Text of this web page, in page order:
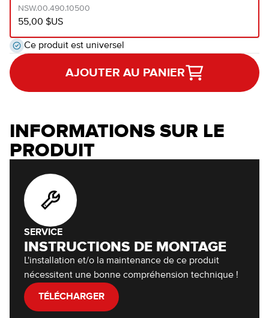
NSW.00.490.10500
55,00 $US
Ce produit est universel
AJOUTER AU PANIER
INFORMATIONS SUR LE
PRODUIT
SERVICE
INSTRUCTIONS DE MONTAGE
L'installation et/o la maintenance de ce produit
nécessitent une bonne compréhension technique !
TÉLÉCHARGER